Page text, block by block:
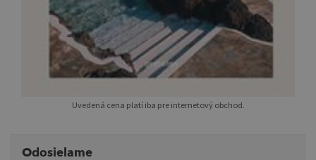
Uvedená cena platí iba pre internetový obchod.
Odosielame